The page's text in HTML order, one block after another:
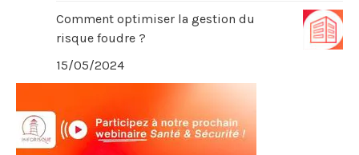
Comment optimiser la gestion du
risque foudre ?
15/05/2024